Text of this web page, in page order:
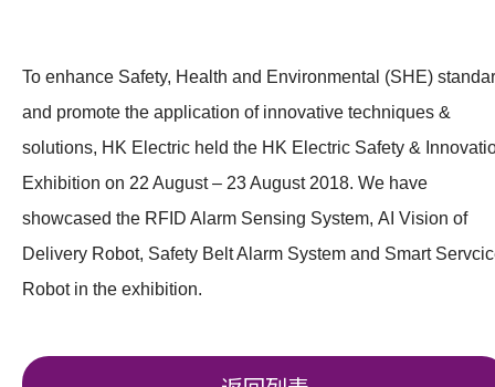
To enhance Safety, Health and Environmental (SHE)
and promote the application of innovative techniques &
solutions, HK Electric held the HK Electric Safety &
Exhibition on 22 August – 23 August 2018. We have
showcased the RFID Alarm Sensing System, AI Vision of
Delivery Robot, Safety Belt Alarm System and Smart
Robot in the exhibition.